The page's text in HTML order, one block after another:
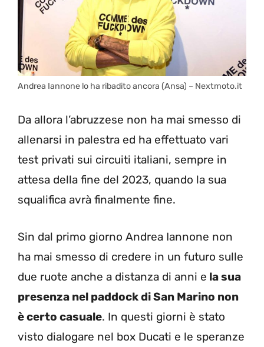
Andrea Iannone lo ha ribadito ancora (Ansa) – Nextmoto.it
Da allora l’abruzzese non ha mai smesso di
allenarsi in palestra ed ha effettuato vari
test privati sui circuiti italiani, sempre in
attesa della fine del 2023, quando la sua
squalifica avrà finalmente fine.
Sin dal primo giorno Andrea Iannone non
ha mai smesso di credere in un futuro sulle
due ruote anche a distanza di anni e la sua
presenza nel paddock di San Marino non
è certo casuale. In questi giorni è stato
visto dialogare nel box Ducati e le speranze